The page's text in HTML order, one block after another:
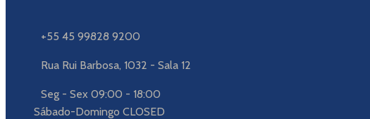
+55 45 99828 9200
Rua Rui Barbosa, 1032 - Sala 12
Seg - Sex 09:00 - 18:00
Sábado-Domingo CLOSED